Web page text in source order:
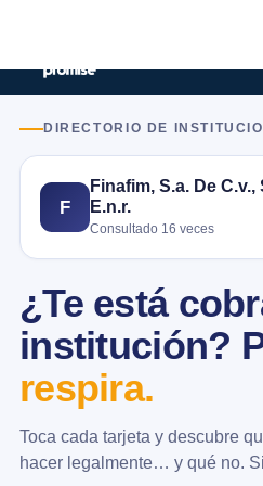
DIRECTORIO DE
F
Finafim, S.a. De C.v.,
E.n.r.
Consultado 16 veces
¿Te está
institución?
respira.
Toca cada tarjeta y descubre
hacer legalmente… y qué no.